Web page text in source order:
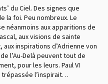
du Ciel. Des signes que
la foi. Peu nombreux. Le
néanmoins aux apparitions de
aux visions de sainte
inspirations d’Adrienne von
l’Au-Delà peuvent tout de
pour les leurs. Paul VI
trépassée l’inspirait…